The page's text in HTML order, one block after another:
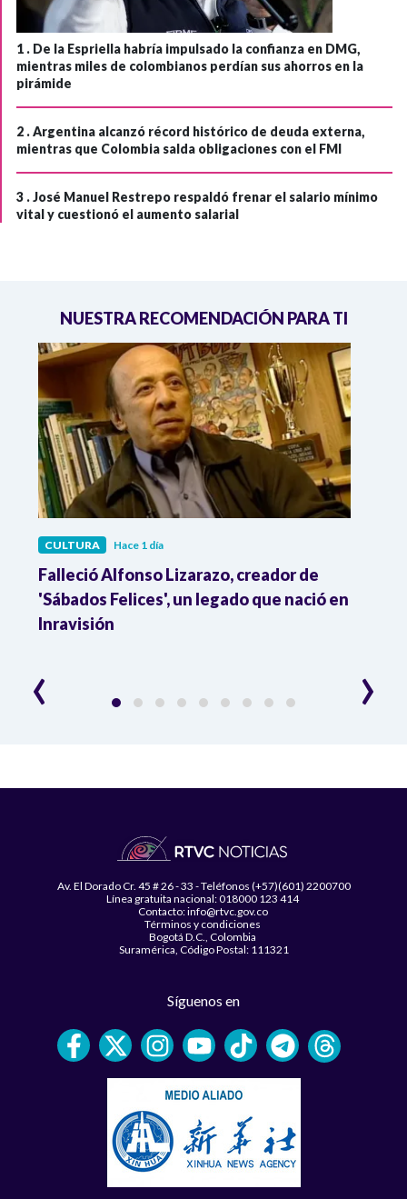
1 . De la Espriella habría impulsado la confianza en DMG,
mientras miles de colombianos perdían sus ahorros en la
pirámide
2 .Argentina alcanzó récord histórico de deuda externa,
mientras que Colombia salda obligaciones con el FMI
3 .José Manuel Restrepo respaldó frenar el salario mínimo
vital y cuestionó el aumento salarial
NUESTRA RECOMENDACIÓN PARA TI
CULTURA Hace 1 día
Falleció Alfonso Lizarazo, creador de
'Sábados Felices', un legado que nació en
Inravisión
‹ ›
Av. El Dorado Cr. 45 # 26 - 33 - Teléfonos (+57)(601) 2200700
Línea gratuita nacional: 018000 123 414
Contacto: info@rtvc.gov.co
Términos y condiciones
Bogotá D.C., Colombia
Suramérica, Código Postal: 111321
Síguenos en